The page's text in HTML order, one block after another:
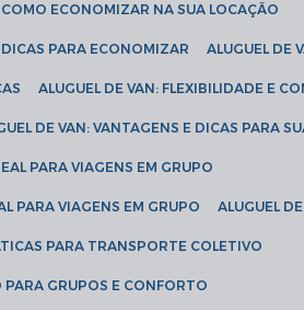
COMO ECONOMIZAR NA SUA LOCAÇÃO
DICAS PARA ECONOMIZAR ALUGUEL
ALUGUEL DE VAN: FLEXIBILIDADE E
DE VAN: VANTAGENS E DICAS PARA
PARA VIAGENS EM GRUPO
PARA VIAGENS EM GRUPO ALUGUEL
PARA TRANSPORTE COLETIVO
PARA GRUPOS E CONFORTO